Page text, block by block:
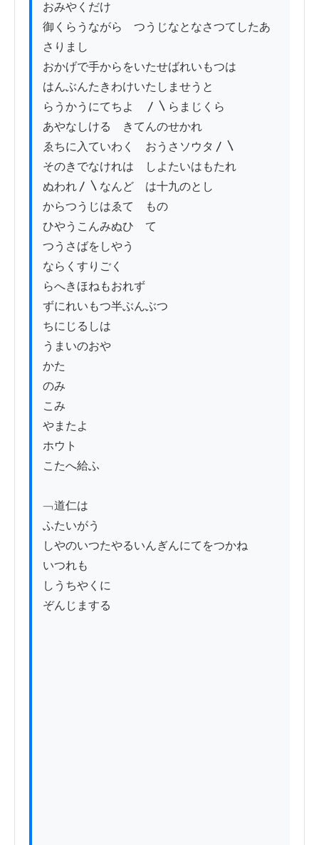
おみやくだけ
御くらうながら　つうじなとなさつてしたあ
さりまし
おかげで手からをいたせばれいもつは
はんぶんたきわけいたしませうと
らうかうにてちよ　〳〵らまじくら
あやなしける　きてんのせかれ
ゑちに入ていわく　おうさソウタ〳〵
そのきでなけれは　しよたいはもたれ
ぬわれ〳〵なんど　は十九のとし
からつうじはゑて　もの
ひやうこんみぬひ　て
つうさばをしやう
ならくすりごく
らへきほねもおれず
ずにれいもつ半ぶんぶつ
ちにじるしは
うまいのおや
かた
のみ
こみ
やまたよ
ホウト
こたへ給ふ
﹁道仁は
ふたいがう
しやのいつたやるいんぎんにてをつかね
いつれも
しうちやくに
ぞんじまする